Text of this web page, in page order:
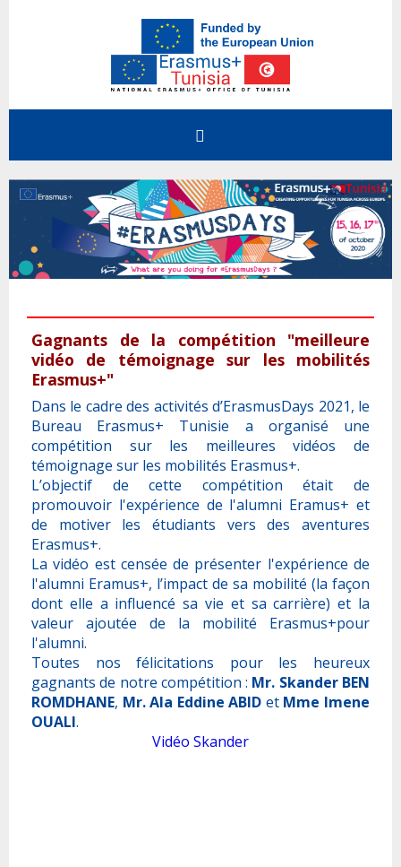
Accueil
Comment bénéficier
Enseignement Supérieur
Formation Professionnelle
Jeunesse et Associations
Le programme Erasmus+
Appels ouverts pour la Tunisie
KA1 Action: International Credit Mobility (ICM)
KA2 Action: Erasmus Mundus Joint Master Degrees
(EMJM)/Erasmus Mundus Design Measures (EMDM)
KA2 Action: Capacity Building in the field of Higher
Education (CBHE)
KA2 Action: Capacity Building in the field of Vocational
Training (CBVET)
KA2 Action: Capacity Building in the field of Youth
(CBY)
Erasmus+@Tunisia
HERE@Tunisia
Clusters-Mretings Impact des projets CBHE
Recommandations Cluster Meeting Impact CBHE
2015-2021
Rapport Etude Impact
Liste des Projets CBHE Erasmus+ Tunisiens
Liste des Projets Intra-Africa Erasmus+ Tunisiens
Liste des Universités Etatiques en Tunisie
Liste des Universités Privées en Tunisie
Actualités
Actualités
News Erasmus+
Contact
Points de Contacts
Présentation du Bureau
Gagnants de la compétition "meilleure
vidéo de témoignage sur les mobilités
Erasmus+"
Dans le cadre des activités d’ErasmusDays 2021, le
Bureau Erasmus+ Tunisie a organisé une
compétition sur les meilleures vidéos de
témoignage sur les mobilités Erasmus+.
L’objectif de cette compétition était de
promouvoir l'expérience de l'alumni Eramus+ et
de motiver les étudiants vers des aventures
Erasmus+.
La vidéo est censée de présenter l'expérience de
l'alumni Eramus+, l’impact de sa mobilité (la façon
dont elle a influencé sa vie et sa carrière) et la
valeur ajoutée de la mobilité Erasmus+pour
l'alumni.
Toutes nos félicitations pour les heureux
gagnants de notre compétition : Mr. Skander BEN
ROMDHANE, Mr. Ala Eddine ABID et Mme Imene
OUALI.
Vidéo Skander